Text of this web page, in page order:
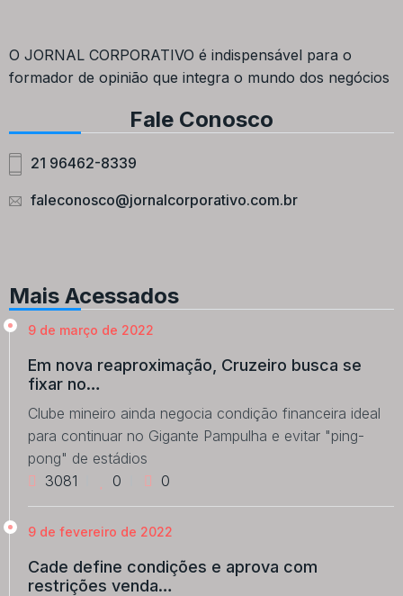
O JORNAL CORPORATIVO é indispensável para o
formador de opinião que integra o mundo dos negócios
Fale Conosco
21 96462-8339
faleconosco@jornalcorporativo.com.br
Mais Acessados
9 de março de 2022
Em nova reaproximação, Cruzeiro busca se
fixar no…
Clube mineiro ainda negocia condição financeira ideal
para continuar no Gigante Pampulha e evitar "ping-
pong" de estádios
3081
0 0
9 de fevereiro de 2022
Cade define condições e aprova com
restrições venda…